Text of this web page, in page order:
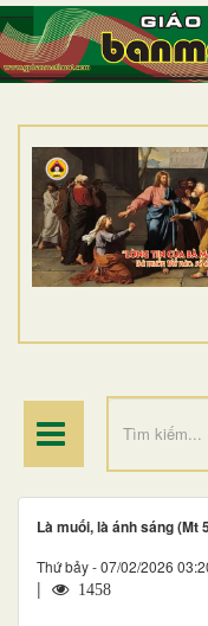
TRANG NHẤT
GIỚI THIỆU
DÒNG TU
BAN MỤC VỤ
ĐOÀN THỂ CG
ĐIỂM HÀNH
Là muối, là ánh sáng (Mt
Thứ bảy - 07/02/2026
|
1458